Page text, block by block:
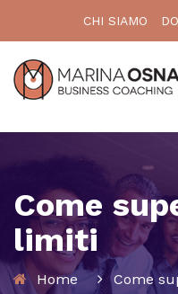
CHI SIAMO
Come
limiti
Home Come